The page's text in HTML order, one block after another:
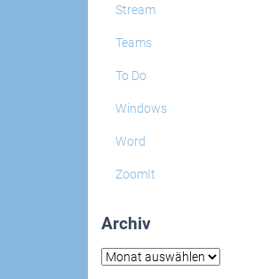
Stream
Teams
To Do
Windows
Word
ZoomIt
Archiv
Archiv